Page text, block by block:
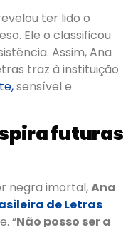
ter lido o
Ele o classificou
Assim, Ana
traz à instituição
sensível e
futuras
negra imortal,Ana
de Letras
“Não posso ser a